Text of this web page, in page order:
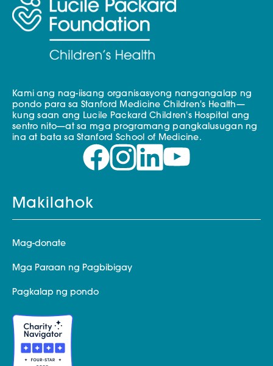
Kami ang nag-iisang organisasyong nangangalap ng
pondo para sa Stanford Medicine Children's Health—
kung saan ang Lucile Packard Children's Hospital ang
sentro nito—at sa mga programang pangkalusugan ng
ina at bata sa Stanford School of Medicine.
Makilahok
Mag-donate
Mga Paraan ng Pagbibigay
Pagkalap ng pondo